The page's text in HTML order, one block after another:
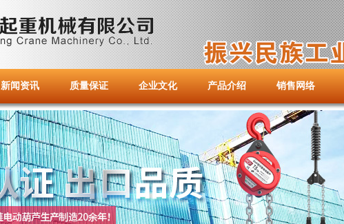
新闻资讯 质量保证 企业文化 产品介绍 销售网络